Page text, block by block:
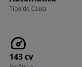
Tipo de Caixa
143 cv